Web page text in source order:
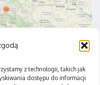
z technologii, takich jak
dostępu do informacji